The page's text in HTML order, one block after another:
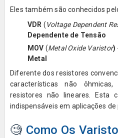
Eles também são conhecidos
VDR (Voltage Dependent
Dependente de Tensão
MOV (Metal Oxide Varistor)
Metal
Diferente dos resistores
características não
resistores não lineares. Esta
indispensáveis em aplicações de
🧐 Como Os